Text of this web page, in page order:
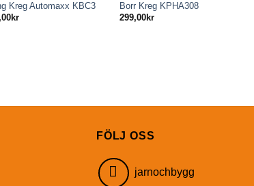
Kreg Automaxx KBC3
kr
Borr Kreg KPHA308
299,00kr
FÖLJ OSS
jarnochbygg